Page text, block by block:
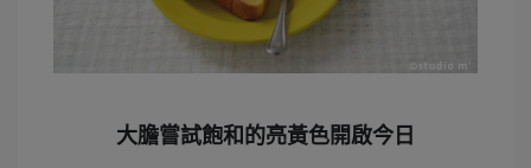
大膽嘗試飽和的亮黃色開啟今日